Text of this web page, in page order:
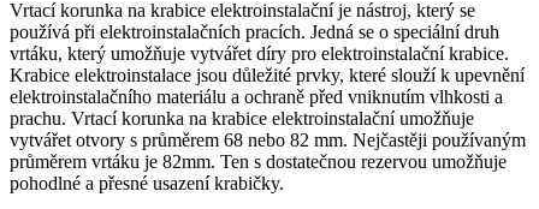
Vrtací korunka na krabice elektroinstalační je nástroj, který se
používá při elektroinstalačních pracích. Jedná se o speciální druh
vrtáku, který umožňuje vytvářet díry pro elektroinstalační krabice.
Krabice elektroinstalace jsou důležité prvky, které slouží k upevnění
elektroinstalačního materiálu a ochraně před vniknutím vlhkosti a
prachu. Vrtací korunka na krabice elektroinstalační umožňuje
vytvářet otvory s průměrem 68 nebo 82 mm. Nejčastěji používaným
průměrem vrtáku je 82mm. Ten s dostatečnou rezervou umožňuje
pohodlné a přesné usazení krabičky.